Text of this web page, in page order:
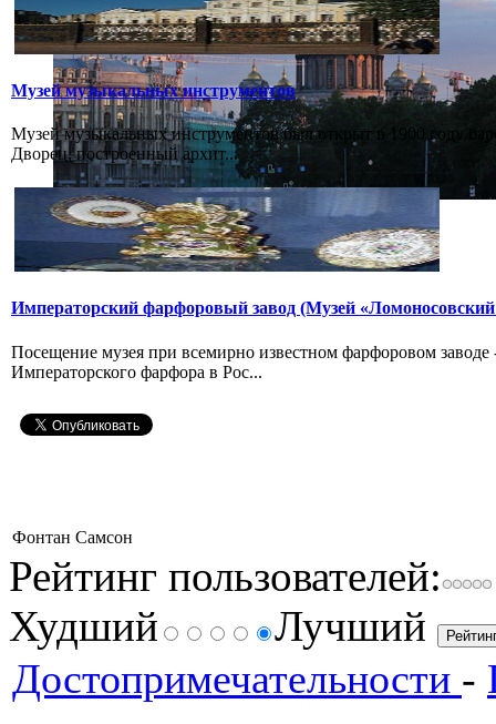
Музей музыкальных инструментов
Музей музыкальных инструментов был открыт в 1900 году
Дворец, построенный архит...
Императорский фарфоровый завод (Музей
Посещение музея при всемирно известном фарфоровом
Императорского фарфора в Рос...
Фонтан Самсон
Рейтинг пользователей:
Худший
Лучший
Достопримечательности -